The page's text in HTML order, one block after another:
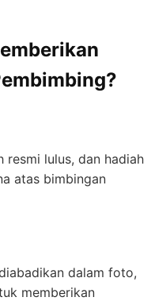
resmi lulus, dan hadiah
atas bimbingan
dalam foto,
memberikan